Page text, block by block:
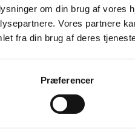
om din brug af vores
Vores partnere
fra din brug af deres
Præferencer